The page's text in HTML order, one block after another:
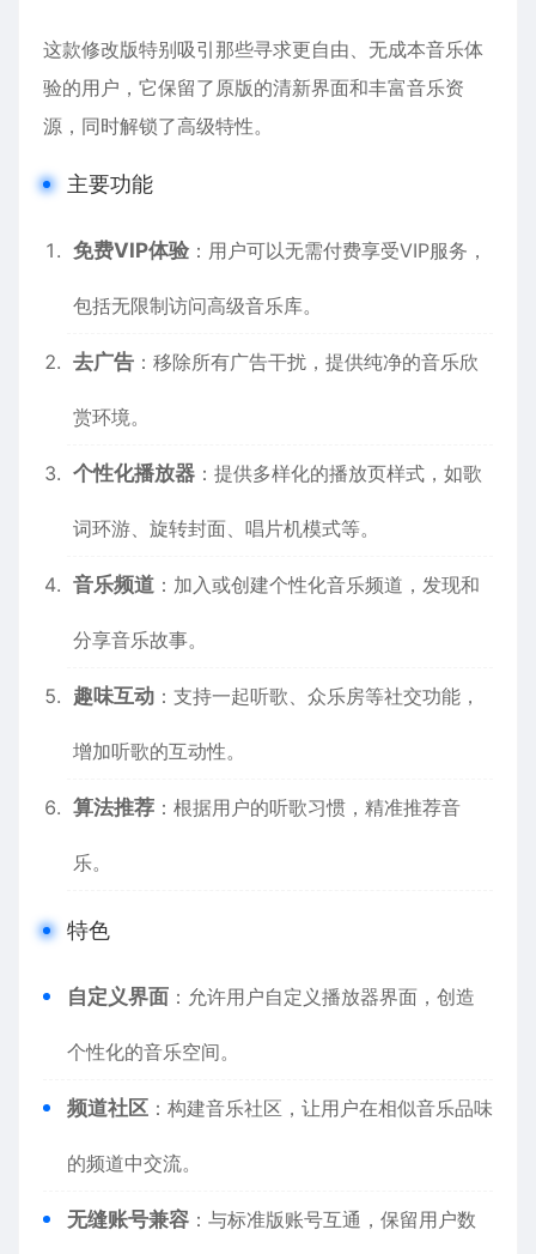
这款修改版特别吸引那些寻求更自由、无成本音乐体
验的用户，它保留了原版的清新界面和丰富音乐资
源，同时解锁了高级特性。
主要功能
免费VIP体验：用户可以无需付费享受VIP服务，
包括无限制访问高级音乐库。
去广告 ：移除所有广告干扰，提供纯净的音乐欣
赏环境。
个性化播放器 ：提供多样化的播放页样式，如歌
词环游、旋转封面、唱片机模式等。
音乐频道 ：加入或创建个性化音乐频道，发现和
分享音乐故事。
趣味互动 ：支持一起听歌、众乐房等社交功能，
增加听歌的互动性。
算法推荐 ：根据用户的听歌习惯，精准推荐音
乐。
特色
自定义界面 ：允许用户自定义播放器界面，创造
个性化的音乐空间。
频道社区 ：构建音乐社区，让用户在相似音乐品味
的频道中交流。
无缝账号兼容 ：与标准版账号互通，保留用户数